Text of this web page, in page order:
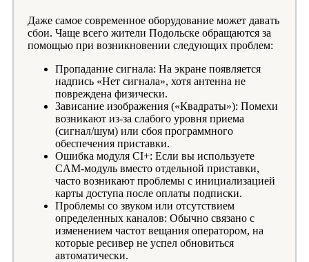
Даже самое современное оборудование может давать
сбои. Чаще всего жители Подольске обращаются за
помощью при возникновении следующих проблем:
Пропадание сигнала: На экране появляется
надпись «Нет сигнала», хотя антенна не
повреждена физически.
Зависание изображения («Квадраты»): Помехи
возникают из-за слабого уровня приема
(сигнал/шум) или сбоя программного
обеспечения приставки.
Ошибка модуля CI+: Если вы используете
CAM-модуль вместо отдельной приставки,
часто возникают проблемы с инициализацией
карты доступа после оплаты подписки.
Проблемы со звуком или отсутствием
определенных каналов: Обычно связано с
изменением частот вещания оператором, на
которые ресивер не успел обновиться
автоматически.